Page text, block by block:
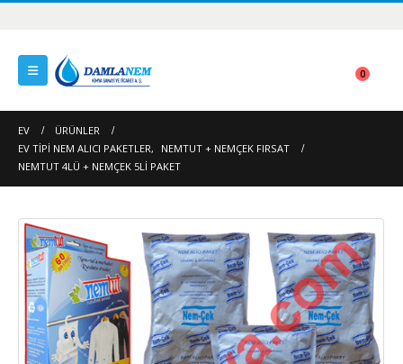
0
EV
ÜRÜNLER
EV TIPI NEM ALICI PAKETLER,
NEMTUT + NEMÇEK FIRSAT
NEMTUT 4LÜ + NEMÇEK 5LI PAKET